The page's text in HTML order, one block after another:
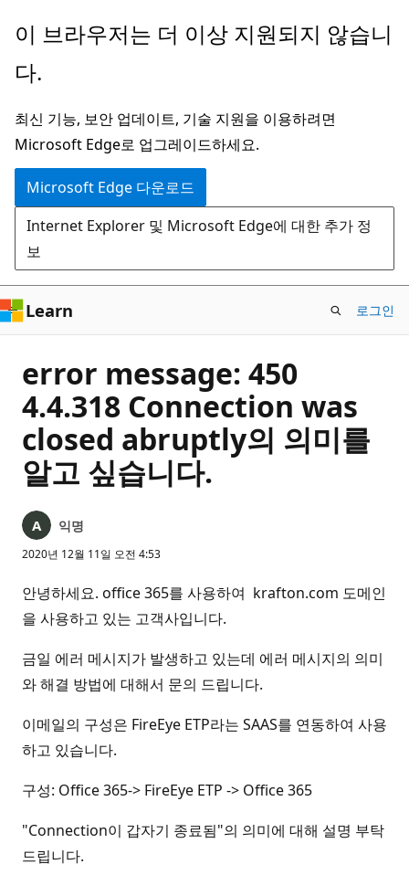
주
콘
츠
로
건
너
뛰
기
이 브라우저는 더 이상 지원되지 않습니
다.
최신 기능, 보안 업데이트, 기술 지원을 이용하려면
Microsoft Edge로 업그레이드하세요.
Microsoft Edge 다운로드
Internet Explorer 및 Microsoft Edge에 대한 추가 정
보
Learn 로그인
error message: 450
4.4.318 Connection was
closed abruptly의 의미를
알고 싶습니다.
익명
2020년 12월 11일 오전 4:53
안녕하세요. office 365를 사용하여 krafton.com 도메인
을 사용하고 있는 고객사입니다.
금일 에러 메시지가 발생하고 있는데 에러 메시지의 의미
와 해결 방법에 대해서 문의 드립니다.
이메일의 구성은 FireEye ETP라는 SAAS를 연동하여 사용
하고 있습니다.
구성: Office 365-> FireEye ETP -> Office 365
"Connection이 갑자기 종료됨"의 의미에 대해 설명 부탁
드립니다.